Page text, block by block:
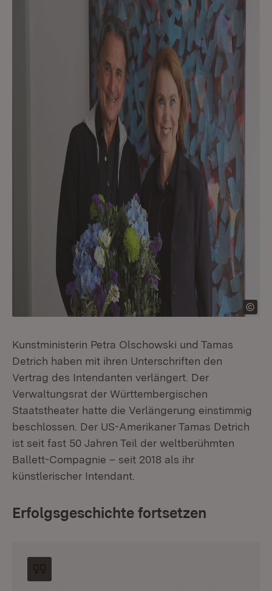
Kunstministerin Petra Olschowski und Tamas
Detrich haben mit ihren Unterschriften den
Vertrag des Intendanten verlängert. Der
Verwaltungsrat der Württembergischen
Staatstheater hatte die Verlängerung einstimmig
beschlossen. Der US-Amerikaner Tamas Detrich
ist seit fast 50 Jahren Teil der weltberühmten
Ballett-Compagnie – seit 2018 als ihr
künstlerischer Intendant.
Erfolgsgeschichte fortsetzen